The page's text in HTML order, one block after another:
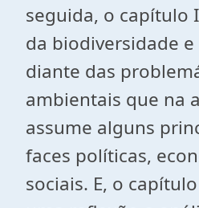
seguida, o capítulo
da biodiversidade
diante das
ambientais que na
assume alguns
faces políticas,
sociais. E, o